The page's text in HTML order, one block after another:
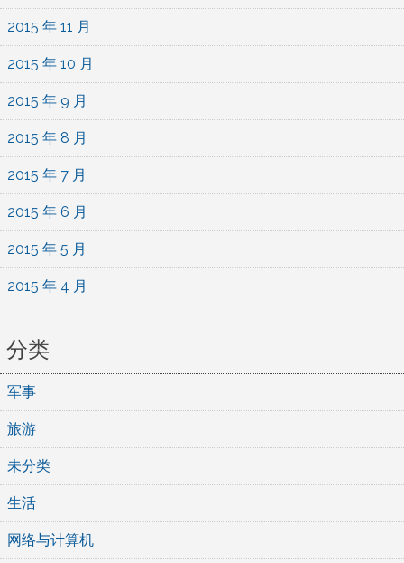
2015 年 11 月
2015 年 10 月
2015 年 9 月
2015 年 8 月
2015 年 7 月
2015 年 6 月
2015 年 5 月
2015 年 4 月
分类
军事
旅游
未分类
生活
网络与计算机